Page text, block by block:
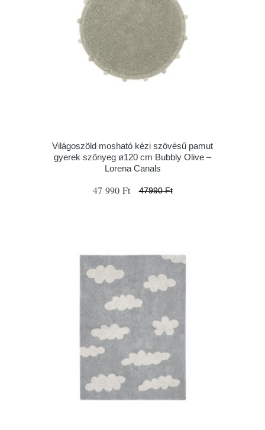
Világoszöld mosható kézi szövésű pamut
gyerek szőnyeg ø120 cm Bubbly Olive –
Lorena Canals
47 990 Ft 47990 Ft